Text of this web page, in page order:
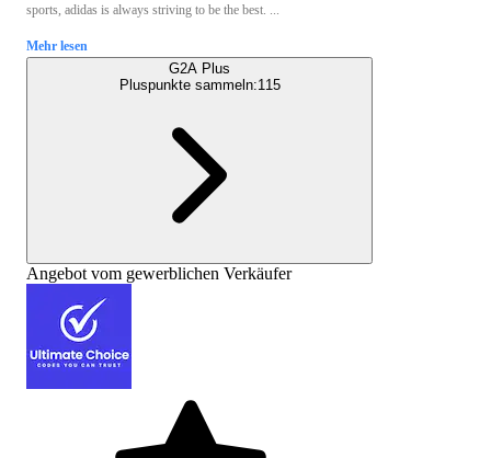
sports, adidas is always striving to be the best. ...
Mehr lesen
G2A Plus
Pluspunkte sammeln:115
Angebot vom gewerblichen Verkäufer